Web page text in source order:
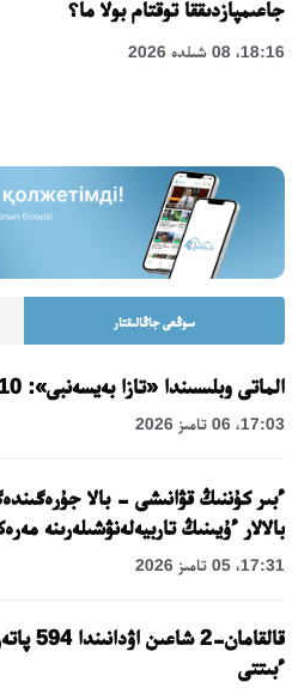
جاعىمپازدىققا توقتام بولا ما؟
18:16، 08 شىلدە 2026
سوڭعى جاڭالىقتار
الماتى وبلىسىندا «تازا بەيسەنبى»: 510 توننا قوقىس شىعارىلدى
17:03، 06 تامىز 2026
ءبىر كۇننىڭ قۋانىشى - بالا
بالالار ءۇيىنىڭ تاربيەلەنۋشىلەرىنە
17:31، 05 تامىز 2026
ءبىتتى